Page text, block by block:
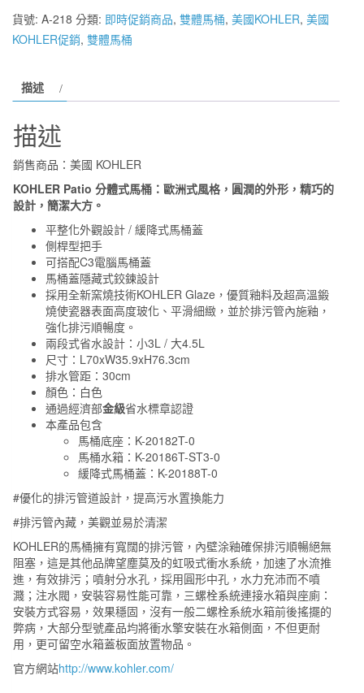
衛
浴】
20184T-
0
New
Patio
五
級
貨號: A-218 分類: 即時促銷商品, 雙體馬桶, 美國KOHLER, 美國
KOHLER促銷, 雙體馬桶
描述
描述
銷售商品：美國 KOHLER
KOHLER Patio 分體式馬桶：歐洲式風格，圓潤的外形，精巧的
設計，簡潔大方。
平整化外觀設計 / 緩降式馬桶蓋
側桿型把手
可搭配C3電腦馬桶蓋
馬桶蓋隱藏式鉸鍊設計
採用全新窯燒技術KOHLER Glaze，優質釉料及超高溫鍛
燒使瓷器表面高度玻化、平滑細緻，並於排污管內施釉，
強化排污順暢度。
兩段式省水設計：小3L / 大4.5L
尺寸：L70xW35.9xH76.3cm
排水管距：30cm
顏色：白色
通過經濟部金級省水標章認證
本產品包含
馬桶底座：K-20182T-0
馬桶水箱：K-20186T-ST3-0
緩降式馬桶蓋：K-20188T-0
#優化的排污管道設計，提高污水置換能力
#排污管內藏，美觀並易於清潔
KOHLER的馬桶擁有寬闊的排污管，內壁涂釉確保排污順暢絕無
阻塞，這是其他品牌望塵莫及的虹吸式衝水系統，加速了水流推
進，有效排污；噴射分水孔，採用圓形中孔，水力充沛而不噴
濺；注水閥，安裝容易性能可靠，三螺栓系統連接水箱與座廁：
安裝方式容易，效果穩固，沒有一般二螺栓系統水箱前後搖擺的
弊病，大部分型號產品均將衝水擎安裝在水箱側面，不但更耐
用，更可留空水箱蓋板面放置物品。
官方網站http://www.kohler.com/